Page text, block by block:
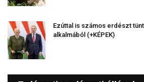
Ezúttal is számos erdészt
alkalmából (+KÉPEK)